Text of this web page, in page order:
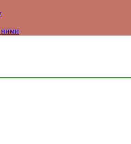
ними